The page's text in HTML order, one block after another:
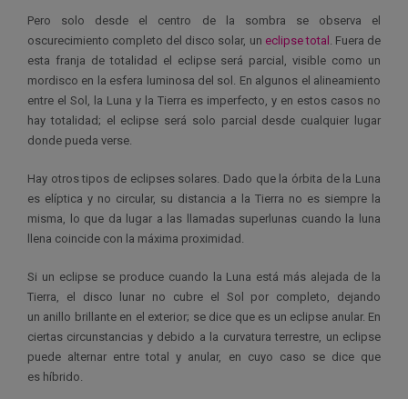
Pero solo desde el centro de la sombra se observa el
oscurecimiento completo del disco solar, un eclipse total
. Fuera de
esta franja de totalidad el eclipse será parcial, visible como un
mordisco en la esfera luminosa del sol. En algunos el alineamiento
entre el Sol, la Luna y la Tierra es imperfecto, y en estos casos no
hay totalidad; el eclipse será solo parcial desde cualquier lugar
donde pueda verse.
Hay otros tipos de eclipses solares. Dado que la órbita de la Luna
es elíptica y no circular, su distancia a la Tierra no es siempre la
misma, lo que da lugar a las llamadas superlunas cuando la luna
llena coincide con la máxima proximidad.
Si un eclipse se produce cuando la Luna está más alejada de la
Tierra, el disco lunar no cubre el Sol por completo, dejando
un anillo brillante en el exterior; se dice que es un eclipse anular. En
ciertas circunstancias y debido a la curvatura terrestre, un eclipse
puede alternar entre total y anular, en cuyo caso se dice que
es híbrido.